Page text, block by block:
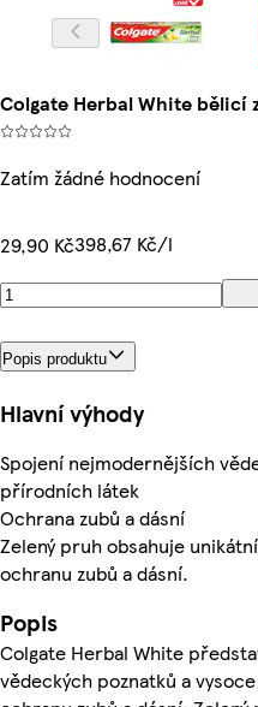
Colgate Herbal White bělicí
Zatím žádné hodnocení
29,90 Kč398,67 Kč/l
Popis produktu
Hlavní výhody
Spojení nejmodernějších
přírodních látek
Ochrana zubů a dásní
Zelený pruh obsahuje
ochranu zubů a dásní.
Popis
Colgate Herbal White
vědeckých poznatků a